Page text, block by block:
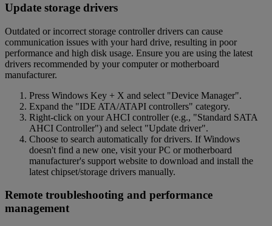
Update storage drivers
Outdated or incorrect storage controller drivers can cause
communication issues with your hard drive, resulting in poor
performance and high disk usage. Ensure you are using the latest
drivers recommended by your computer or motherboard
manufacturer.
Press Windows Key + X and select "Device Manager".
Expand the "IDE ATA/ATAPI controllers" category.
Right-click on your AHCI controller (e.g., "Standard SATA
AHCI Controller") and select "Update driver".
Choose to search automatically for drivers. If Windows
doesn't find a new one, visit your PC or motherboard
manufacturer's support website to download and install the
latest chipset/storage drivers manually.
Remote troubleshooting and performance
management